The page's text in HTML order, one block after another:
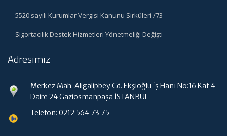
5520 sayılı Kurumlar Vergisi Kanunu Sirküleri /73
Sigortacılık Destek Hizmetleri Yönetmeliği Değişti
Adresimiz
Merkez Mah. Aligalipbey Cd. Ekşioğlu İş Hanı No:16 Kat 4
Daire 24 Gaziosmanpaşa İSTANBUL
Telefon: 0212 564 73 75